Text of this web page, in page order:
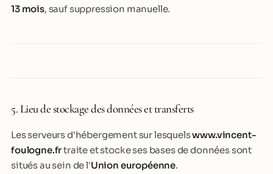
13 mois, sauf suppression manuelle.
5. Lieu de stockage des données et transferts
Les serveurs d'hébergement sur lesquelswww.vincent-
foulogne.frtraite et stocke ses bases de données sont
situés au sein de l'Union européenne.